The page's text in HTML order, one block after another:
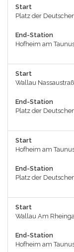
Start
Platz der
End-Station
Hofheim am
Start
Wallau
End-Station
Platz der
Start
Hofheim am
End-Station
Platz der
Start
Wallau Am
End-Station
Hofheim am